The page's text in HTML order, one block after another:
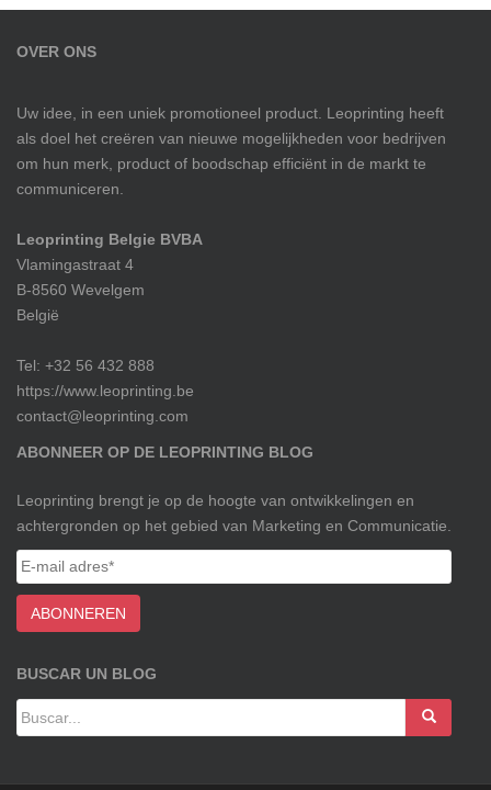
OVER ONS
Uw idee, in een uniek promotioneel product. Leoprinting heeft
als doel het creëren van nieuwe mogelijkheden voor bedrijven
om hun merk, product of boodschap efficiënt in de markt te
communiceren.
Leoprinting Belgie BVBA
Vlamingastraat 4
B-8560 Wevelgem
België
Tel: +32 56 432 888
https://www.leoprinting.be
contact@leoprinting.com
ABONNEER OP DE LEOPRINTING BLOG
Leoprinting brengt je op de hoogte van ontwikkelingen en
achtergronden op het gebied van Marketing en Communicatie.
BUSCAR UN BLOG